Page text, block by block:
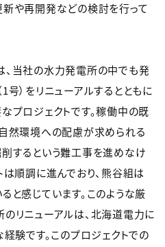
や再開発などの検討を行って
当社の水力発電所の中でも発
）をリニューアルするとともに
プロジェクトです。稼働中の既
然環境への配慮が求められる
するという難工事を進めなけ
は順調に進んでおり、熊谷組は
と感じています。このような厳
リニューアルは、北海道電力に
験です。このプロジェクトでの